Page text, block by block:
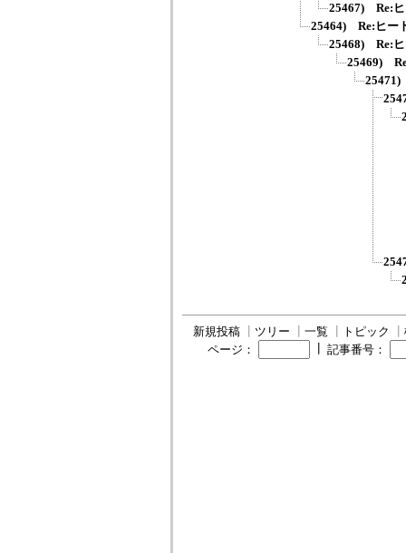
25467) Re:ヒ
25464) Re:ヒー
25468) Re:ヒ
25469)
新規投稿 ツリー 一覧 トピック
ページ：
記事番号：